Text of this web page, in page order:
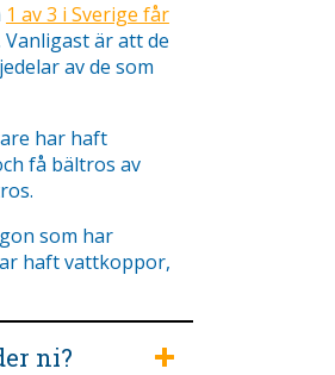
1 av 3 i Sverige får
är att de
av de som
har haft
få bältros av
som har
haft vattkoppor,
ni?